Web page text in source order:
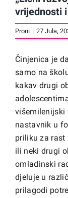
vrijednosti
Proni | 27 Jula,
Činjenica je
samo na
kakav drugi
višemilenijski
nastavnik u
priliku za rast
ili neki drugi
omladinski
djeluje u
prilagodi